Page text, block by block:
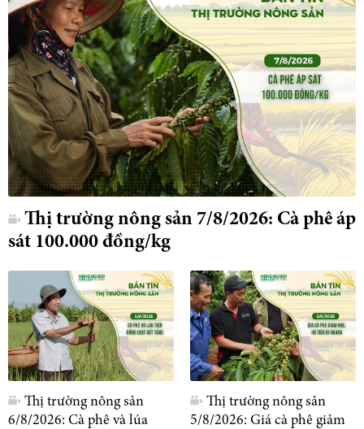
Thị trường nông sản 7/8/2026: Cà phê áp
sát 100.000 đồng/kg
Thị trường nông sản
6/8/2026: Cà phê và lúa
Thị trường nông sản
5/8/2026: Giá cà phê giảm